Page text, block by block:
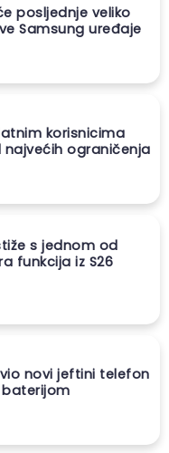
posljednje veliko
Samsung uređaje
korisnicima
ograničenja
s jednom od
funkcija iz S26
novi jeftini telefon